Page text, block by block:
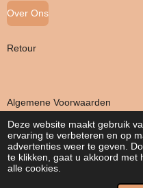
Deze website maakt gebruik
ervaring te verbeteren en op
advertenties weer te geven.
te klikken, gaat u akkoord met
alle cookies.
Over Ons
Retour
Algemene Voorwaarden
Privacy Verklaring